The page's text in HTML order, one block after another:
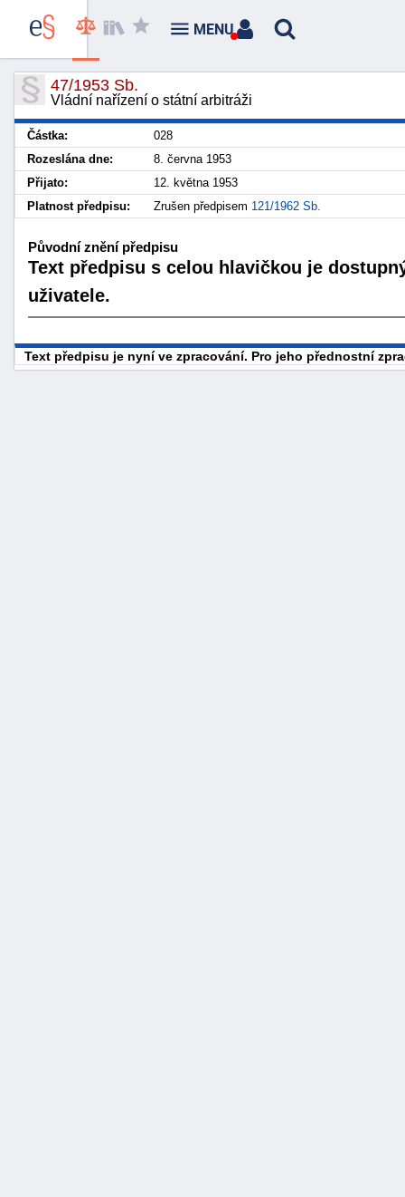
47/1953 Sb.
Vládní nařízení o státní arbitráži
Částka:
028
Rozeslána dne:
8. června 1953
Přijato:
12. května 1953
Platnost předpisu:
Zrušen předpisem 121/1962 Sb.
Původní znění předpisu
Text předpisu s celou hlavičkou je
uživatele.
Text předpisu je nyní ve zpracování. Pro jeho přednostní
MENU